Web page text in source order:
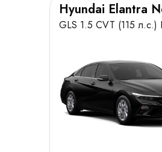
Hyundai Elantra
GLS 1.5 CVT (115 л.с.)